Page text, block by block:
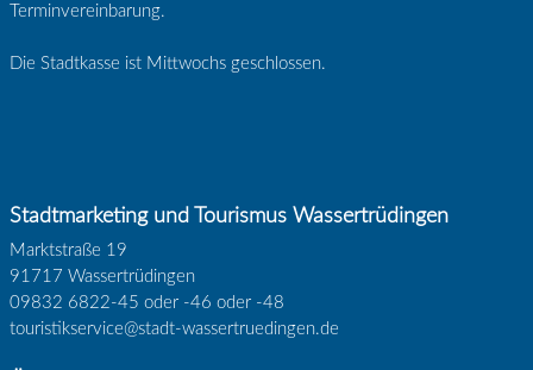
Terminvereinbarung.
Die Stadtkasse ist Mittwochs geschlossen.
Stadtmarketing und Tourismus Wassertrüdingen
Marktstraße 19
91717 Wassertrüdingen
09832 6822-45 oder -46 oder -48
touristikservice@stadt-wassertruedingen.de